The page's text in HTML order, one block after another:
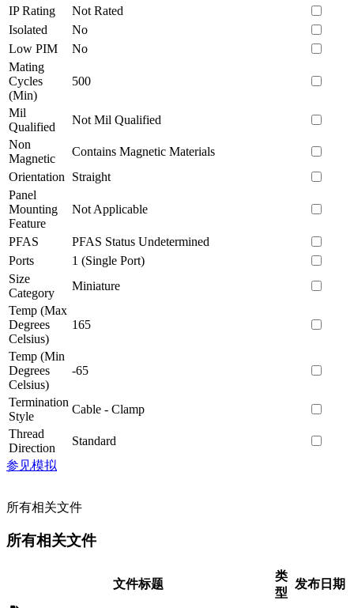
IP Rating
Not Rated
Isolated
No
Low PIM
No
Mating
Cycles
(Min)
500
Mil
Qualified
Not Mil Qualified
Non
Magnetic
Contains Magnetic Materials
Orientation
Straight
Panel
Mounting
Feature
Not Applicable
PFAS
PFAS Status Undetermined
Ports
1 (Single Port)
Size
Category
Miniature
Temp (Max
Degrees
Celsius)
165
Temp (Min
Degrees
Celsius)
-65
Termination
Style
Cable - Clamp
Thread
Direction
Standard
参见模拟
所有相关文件
所有相关文件
文件标题
类
型
发布日期